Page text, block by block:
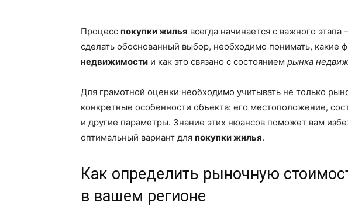
Процесс покупки жилья всегда начинается с важного этапа –
сделать обоснованный выбор, необходимо понимать, какие
недвижимости и как это связано с состоянием рынка
Для грамотной оценки необходимо учитывать не только
конкретные особенности объекта: его местоположение,
и другие параметры. Знание этих нюансов поможет вам
оптимальный вариант для покупки жилья.
Как определить рыночную
в вашем регионе